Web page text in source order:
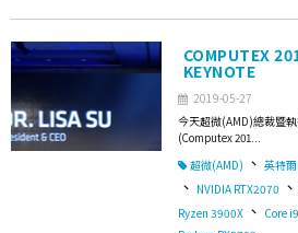
COMPUTEX
KEYNOTE
2019-05-27
今天超微(AMD)總裁暨
(Computex 201...
超微(AMD) 、 英特
、 NVIDIA RTX2070 、
Ryzen 3900X 、 Core